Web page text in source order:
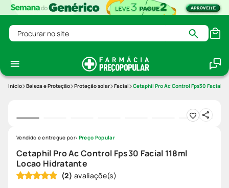
Procurar no site
Beleza e Proteção Proteção solar Facial Cetaphil Pro Ac Control Fps30 Facial
Cetaphil Pro Ac Control Fps30 Facial 118ml
Locao Hidratante
(2)
Vendido e entregue por: Preço Popular